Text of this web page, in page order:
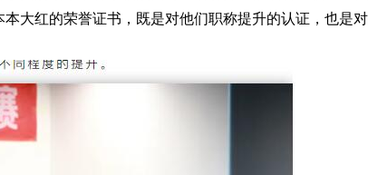
大红的荣誉证书，既是对他们职称提升的认证，也是